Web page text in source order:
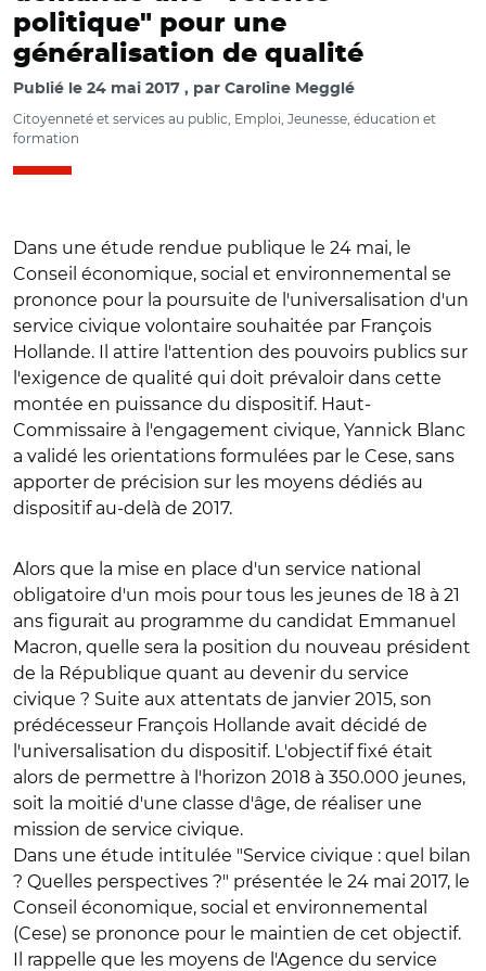
politique" pour une
généralisation de qualité
Publié le 24 mai 2017 par Caroline Megglé
Citoyenneté et services au public, Emploi, Jeunesse, éducation et
formation
Dans une étude rendue publique le 24 mai, le
Conseil économique, social et environnemental se
prononce pour la poursuite de l'universalisation d'un
service civique volontaire souhaitée par François
Hollande. Il attire l'attention des pouvoirs publics sur
l'exigence de qualité qui doit prévaloir dans cette
montée en puissance du dispositif. Haut-
Commissaire à l'engagement civique, Yannick Blanc
a validé les orientations formulées par le Cese, sans
apporter de précision sur les moyens dédiés au
dispositif au-delà de 2017.
Alors que la mise en place d'un service national
obligatoire d'un mois pour tous les jeunes de 18 à 21
ans figurait au programme du candidat Emmanuel
Macron, quelle sera la position du nouveau président
de la République quant au devenir du service
civique ? Suite aux attentats de janvier 2015, son
prédécesseur François Hollande avait décidé de
l'universalisation du dispositif. L'objectif fixé était
alors de permettre à l'horizon 2018 à 350.000 jeunes,
soit la moitié d'une classe d'âge, de réaliser une
mission de service civique.
Dans une étude intitulée "Service civique : quel bilan
? Quelles perspectives ?" présentée le 24 mai 2017, le
Conseil économique, social et environnemental
(Cese) se prononce pour le maintien de cet objectif.
Il rappelle que les moyens de l'Agence du service